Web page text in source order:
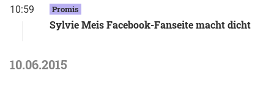
10:59 Promis
Sylvie Meis Facebook-Fanseite macht dicht
10.06.2015